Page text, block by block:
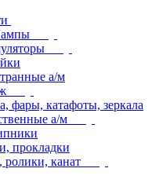
а/м
фары, катафоты, зеркала
а/м
прокладки
ролики, канат